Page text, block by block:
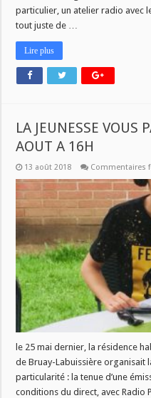
particulier, un atelier radio avec
tout juste de …
Lire plus
LA JEUNESSE VOUS
AOUT A 16H
13 août 2018 Commentaires
le 25 mai dernier, la résidence
de Bruay-Labuissière organisait
particularité : la tenue d’une
conditions du direct, avec Radio